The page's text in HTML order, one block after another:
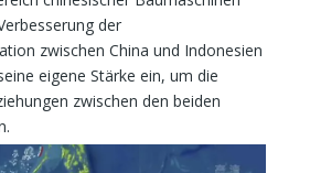
der
zwischen China und Indonesien
eigene Stärke ein, um die
zwischen den beiden